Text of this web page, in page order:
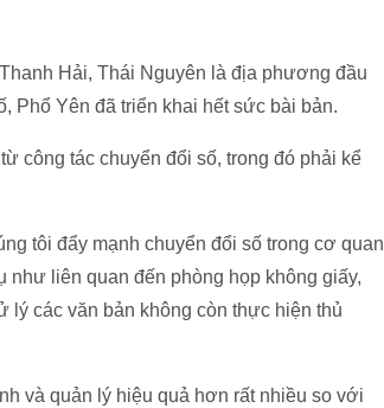
Hải, Thái Nguyên là địa phương đầu
Phổ Yên đã triển khai hết sức bài bản.
công tác chuyển đổi số, trong đó phải kể
tôi đẩy mạnh chuyển đổi số trong cơ quan
liên quan đến phòng họp không giấy,
lý các văn bản không còn thực hiện thủ
và quản lý hiệu quả hơn rất nhiều so với